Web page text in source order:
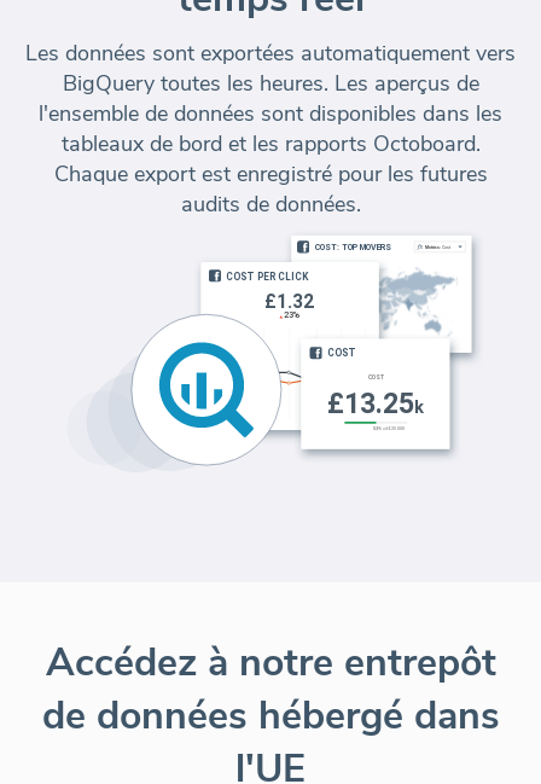
Les données sont exportées automatiquement vers
BigQuery toutes les heures. Les aperçus de
l'ensemble de données sont disponibles dans les
tableaux de bord et les rapports Octoboard.
Chaque export est enregistré pour les futures
audits de données.
Accédez à notre entrepôt
de données hébergé dans
l'UE